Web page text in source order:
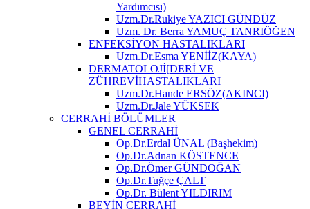
Yardımcısı)
Uzm.Dr.Rukiye YAZICI GÜNDÜZ
Uzm. Dr. Berra YAMUÇ TANRIÖĞEN
ENFEKSİYON HASTALIKLARI
Uzm.Dr.Esma YENİİZ(KAYA)
DERMATOLOJİ[DERİ VE
ZÜHREVİHASTALIKLARI
Uzm.Dr.Hande ERSÖZ(AKINCI)
Uzm.Dr.Jale YÜKSEK
CERRAHİ BÖLÜMLER
GENEL CERRAHİ
Op.Dr.Erdal ÜNAL (Başhekim)
Op.Dr.Adnan KÖSTENCE
Op.Dr.Ömer GÜNDOĞAN
Op.Dr.Tuğçe ÇALT
Op.Dr. Bülent YILDIRIM
BEYİN CERRAHİ